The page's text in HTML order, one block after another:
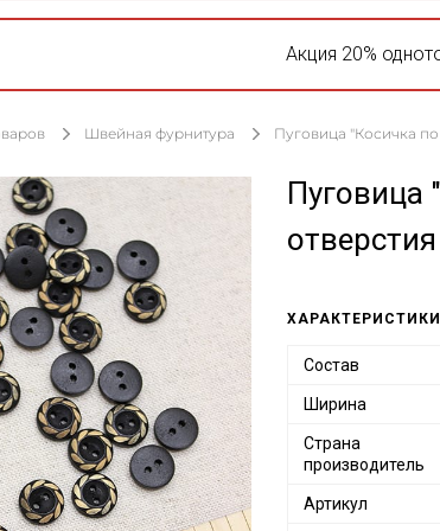
Акция 20%
Швейная фурнитура Пуговица "Косичка
Пуговица
отверстия
ХАРАКТЕРИСТИКИ
Состав
Ширина
Страна
производитель
Артикул